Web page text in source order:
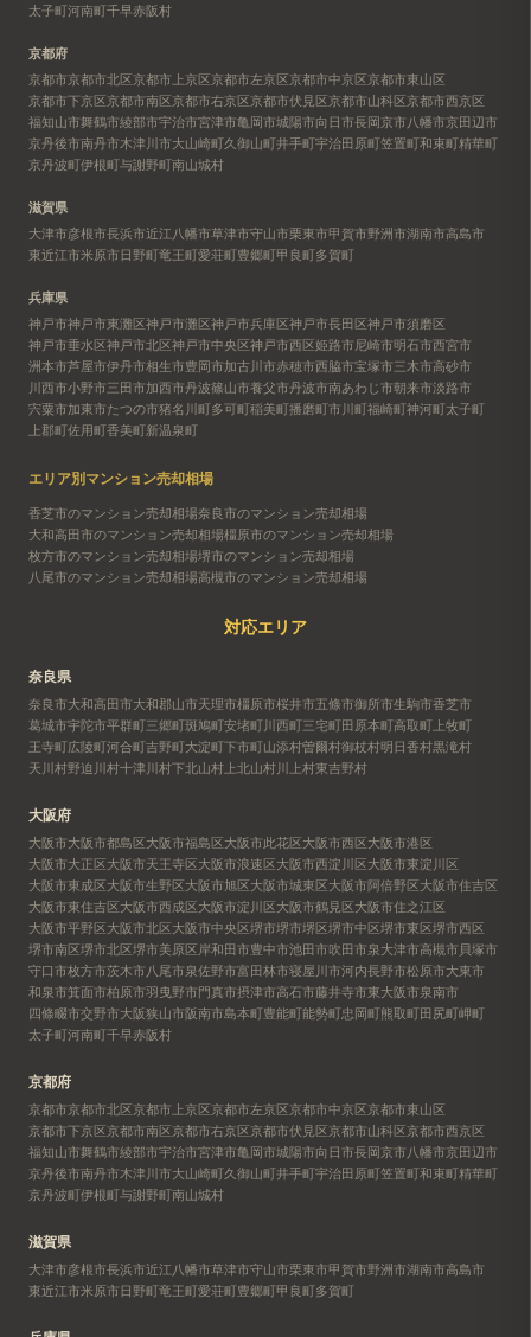
太子町河南町千早赤阪村
京都府
京都市京都市北区京都市上京区京都市左京区京都市中京区京都市東山区
京都市下京区京都市南区京都市右京区京都市伏見区京都市山科区京都市西京区
福知山市舞鶴市綾部市宇治市宮津市亀岡市城陽市向日市長岡京市八幡市京田辺市
京丹後市南丹市木津川市大山崎町久御山町井手町宇治田原町笠置町和束町精華町
京丹波町伊根町与謝野町南山城村
滋賀県
大津市彦根市長浜市近江八幡市草津市守山市栗東市甲賀市野洲市湖南市高島市
東近江市米原市日野町竜王町愛荘町豊郷町甲良町多賀町
兵庫県
神戸市神戸市東灘区神戸市灘区神戸市兵庫区神戸市長田区神戸市須磨区
神戸市垂水区神戸市北区神戸市中央区神戸市西区姫路市尼崎市明石市西宮市
洲本市芦屋市伊丹市相生市豊岡市加古川市赤穂市西脇市宝塚市三木市高砂市
川西市小野市三田市加西市丹波篠山市養父市丹波市南あわじ市朝来市淡路市
宍粟市加東市たつの市猪名川町多可町稲美町播磨町市川町福崎町神河町太子町
上郡町佐用町香美町新温泉町
エリア別マンション売却相場
香芝市のマンション売却相場奈良市のマンション売却相場
大和高田市のマンション売却相場橿原市のマンション売却相場
枚方市のマンション売却相場堺市のマンション売却相場
八尾市のマンション売却相場高槻市のマンション売却相場
対応エリア
奈良県
奈良市大和高田市大和郡山市天理市橿原市桜井市五條市御所市生駒市香芝市
葛城市宇陀市平群町三郷町斑鳩町安堵町川西町三宅町田原本町高取町 上牧町
王寺町広陵町河合町吉野町大淀町下市町山添村曽爾村御杖村明日香村黒滝村
天川村野迫川村十津川村下北山村 上北山村川上村東吉野村
大阪府
大阪市大阪市都島区大阪市福島区大阪市此花区大阪市西区大阪市港区
大阪市大正区大阪市天王寺区大阪市浪速区大阪市西淀川区大阪市東淀川区
大阪市東成区大阪市生野区大阪市旭区大阪市城東区大阪市阿倍野区大阪市住吉区
大阪市東住吉区大阪市西成区大阪市淀川区大阪市鶴見区大阪市住之江区
大阪市平野区大阪市北区大阪市中央区堺市堺市堺区堺市中区堺市東区堺市西区
堺市南区堺市北区堺市美原区岸和田市豊中市池田市吹田市泉大津市高槻市 貝塚市
守口市枚方市茨木市八尾市泉佐野市富田林市寝屋川市河内長野市松原市大東市
和泉市箕面市柏原市羽曳野市門真市摂津市高石市藤井寺市東大阪市泉南市
四條畷市交野市大阪狭山市阪南市島本町豊能町能勢町忠岡町熊取町田尻町岬町
太子町河南町千早赤阪村
京都府
京都市京都市北区京都市上京区京都市左京区京都市中京区京都市東山区
京都市下京区京都市南区京都市右京区京都市伏見区京都市山科区京都市西京区
福知山市舞鶴市綾部市宇治市宮津市亀岡市城陽市向日市長岡京市八幡市京田辺市
京丹後市南丹市木津川市大山崎町久御山町井手町宇治田原町笠置町和束町精華町
京丹波町伊根町与謝野町南山城村
滋賀県
大津市彦根市長浜市近江八幡市草津市守山市栗東市甲賀市野洲市湖南市高島市
東近江市米原市日野町竜王町愛荘町豊郷町甲良町多賀町